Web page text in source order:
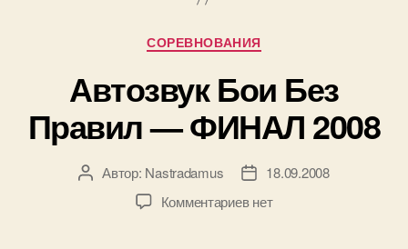
Рубрики
СОРЕВНОВАНИЯ
Автозвук Бои Без
Правил — ФИНАЛ 2008
АвторАвтор: Nastradamus
Дата18.09.2008
Комментариевк
нет